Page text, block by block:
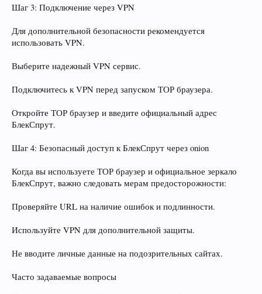
Шаг 3: Подключение через VPN
Для дополнительной безопасности рекомендуется
использовать VPN.
Выберите надежный VPN сервис.
Подключитесь к VPN перед запуском ТОР браузера.
Откройте ТОР браузер и введите официальный адрес
БлекСпрут.
Шаг 4: Безопасный доступ к БлекСпрут через onion
Когда вы используете ТОР браузер и официальное зеркало
БлекСпрут, важно следовать мерам предосторожности:
Проверяйте URL на наличие ошибок и подлинности.
Используйте VPN для дополнительной защиты.
Не вводите личные данные на подозрительных сайтах.
Часто задаваемые вопросы